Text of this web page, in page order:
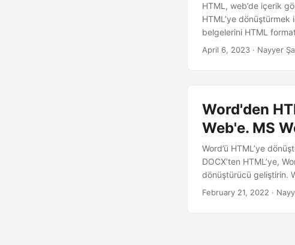
HTML, web’de içerik
HTML’ye
belgelerini HTML
nasıl kullanılacağını
April 6, 2023 · Nayyer
Word'den
Web'e. MS
Word’ü HTML’ye
DOCX’ten HTML’ye,
dönüştürücü geliştirin.
February 21, 2022 ·